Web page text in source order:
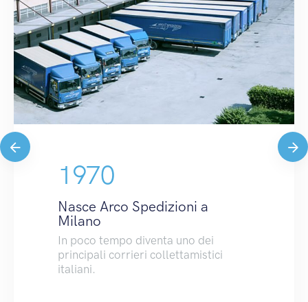
1970
Nasce Arco Spedizioni a
Milano
In poco tempo diventa uno dei
principali corrieri collettamistici
italiani.